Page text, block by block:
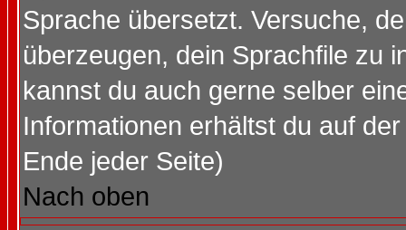
Sprache übersetzt. Versuche,
überzeugen, dein Sprachfile zu
kannst du auch gerne selber
Informationen erhältst du auf
Ende jeder Seite)
Nach oben